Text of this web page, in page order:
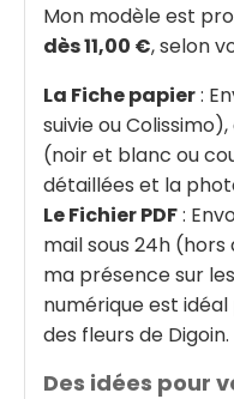
Mon modèle est
dès 11,00 €, selon
La Fiche papier:
suivie ou
(noir et blanc ou
détaillées et la
Le Fichier PDF:
mail sous 24h
ma présence sur
numérique est
des fleurs de Digoin.
Des idées pour